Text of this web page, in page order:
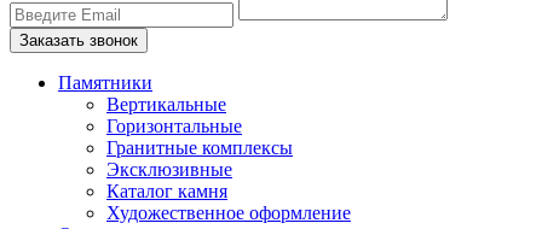
Памятники
Вертикальные
Горизонтальные
Гранитные комплексы
Эксклюзивные
Каталог камня
Художественное оформление